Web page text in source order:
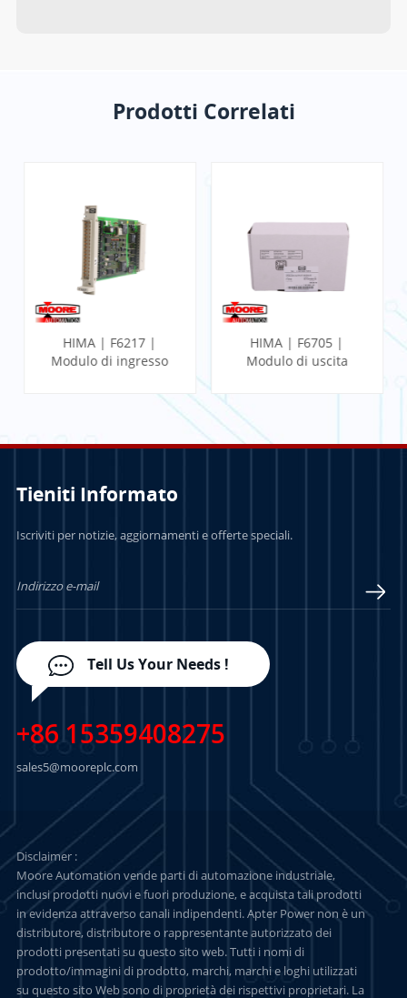
Prodotti Correlati
HIMA | F6217 |
Modulo di ingresso
HIMA | F6705 |
Modulo di uscita
Tieniti Informato
Iscriviti per notizie, aggiornamenti e offerte speciali.
Tell Us Your Needs !
+86 15359408275
sales5@mooreplc.com
Disclaimer :
Moore Automation vende parti di automazione industriale,
inclusi prodotti nuovi e fuori produzione, e acquista tali prodotti
in evidenza attraverso canali indipendenti. Apter Power non è un
distributore, distributore o rappresentante autorizzato dei
prodotti presentati su questo sito web. Tutti i nomi di
prodotto/immagini di prodotto, marchi, marchi e loghi utilizzati
su questo sito Web sono di proprietà dei rispettivi proprietari. La